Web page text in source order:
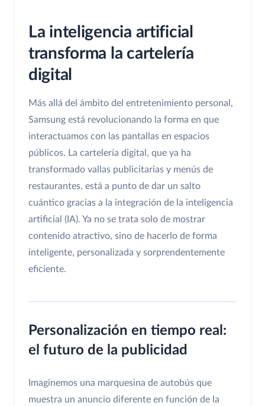
La inteligencia artificial
transforma la cartelería
digital
Más allá del ámbito del entretenimiento personal,
Samsung está revolucionando la forma en que
interactuamos con las pantallas en espacios
públicos. La cartelería digital, que ya ha
transformado vallas publicitarias y menús de
restaurantes, está a punto de dar un salto
cuántico gracias a la integración de la inteligencia
artificial (IA). Ya no se trata solo de mostrar
contenido atractivo, sino de hacerlo de forma
inteligente, personalizada y sorprendentemente
eficiente.
Personalización en tiempo real:
el futuro de la publicidad
Imaginemos una marquesina de autobús que
muestra un anuncio diferente en función de la